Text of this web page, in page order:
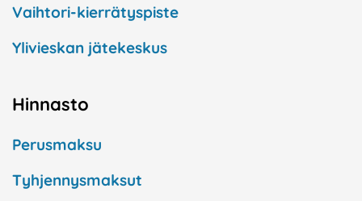
Vaihtori-kierrätyspiste
Ylivieskan jätekeskus
Hinnasto
Perusmaksu
Tyhjennysmaksut